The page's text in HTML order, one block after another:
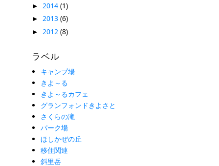
► 2014 (1)
► 2013 (6)
► 2012 (8)
ラベル
キャンプ場
きよ～る
きよ～るカフェ
グランフォンドきよさと
さくらの滝
パーク場
ほしかぜの丘
移住関連
斜里岳